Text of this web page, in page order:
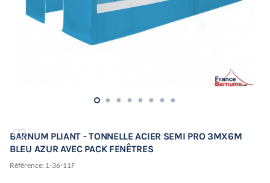
BARNUM PLIANT - TONNELLE ACIER SEMI PRO 3MX6M
BLEU AZUR AVEC PACK FENÊTRES
Référence: 1-36-11F